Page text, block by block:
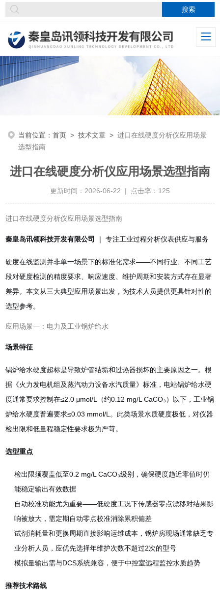
当前位置：首页 >技术文章 >进口在线硬度分析仪应用场景
选型指南
进口在线硬度分析仪应用场景选型指南
更新时间：2026-06-22 | 点击率：125
进口在线硬度分析仪应用场景选型指南
秦皇岛讯领科技开发有限公司 ｜ 专注工业过程分析仪表供应与服务
硬度在线监测并非单一场景下的标准化需求——不同行业、不同工艺
段对硬度检测的精度要求、响应速度、维护周期和安装方式存在显著
差异。本文从三大典型应用场景出发，为技术人员提供更具针对性的
选型参考。
应用场景一：电力及工业锅炉给水
场景特征
锅炉给水硬度超标是导致炉管结垢和过热器损坏的主要原因之一。根
据《火力发电机组及蒸汽动力设备水汽质量》标准，电站锅炉给水硬
度通常要求控制在≤2.0 μmol/L（约0.12 mg/L CaCO₃）以下，工业锅
炉给水硬度普遍要求≤0.03 mmol/L。此类场景水质硬度极低，对仪器
检出限和低量程稳定性要求极为严苛。
选型重点
检出限须覆盖低至0.2 mg/L CaCO₃级别，确保硬度趋近零值时仍
能稳定输出有效数据
自动校准功能尤为重要——低硬度工况下传感器零点漂移对结果影
响被放大，需定期自动零点校准消除累积偏差
试剂消耗量和更换周期直接影响运维成本，锅炉房现场通常缺乏专
业分析人员，应优先选择年维护次数不超过2次的型号
模拟量输出需与DCS系统兼容，便于中控室远程监控水质趋势
推荐技术路线